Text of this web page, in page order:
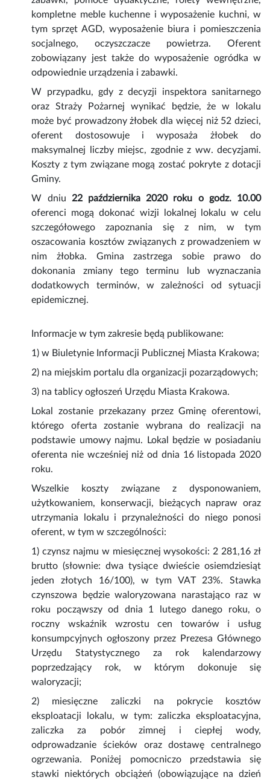
kompletne meble kuchenne i wyposażenie kuchni, w
tym sprzęt AGD, wyposażenie biura i pomieszczenia
socjalnego, oczyszczacze powietrza. Oferent
zobowiązany jest także do wyposażenie ogródka w
odpowiednie urządzenia i zabawki.
W przypadku, gdy z decyzji inspektora sanitarnego
oraz Straży Pożarnej wynikać będzie, że w lokalu
może być prowadzony żłobek dla więcej niż 52 dzieci,
oferent dostosowuje i wyposaża żłobek do
maksymalnej liczby miejsc, zgodnie z ww. decyzjami.
Koszty z tym związane mogą zostać pokryte z dotacji
Gminy.
W dniu 22 października 2020 roku o godz. 10.00
oferenci mogą dokonać wizji lokalnej lokalu w celu
szczegółowego zapoznania się z nim, w tym
oszacowania kosztów związanych z prowadzeniem w
nim żłobka. Gmina zastrzega sobie prawo do
dokonania zmiany tego terminu lub wyznaczania
dodatkowych terminów, w zależności od sytuacji
epidemicznej.
Informacje w tym zakresie będą publikowane:
1) w Biuletynie Informacji Publicznej Miasta Krakowa;
2) na miejskim portalu dla organizacji pozarządowych;
3) na tablicy ogłoszeń Urzędu Miasta Krakowa.
Lokal zostanie przekazany przez Gminę oferentowi,
którego oferta zostanie wybrana do realizacji na
podstawie umowy najmu. Lokal będzie w posiadaniu
oferenta nie wcześniej niż od dnia 16 listopada 2020
roku.
Wszelkie koszty związane z dysponowaniem,
użytkowaniem, konserwacji, bieżących napraw oraz
utrzymania lokalu i przynależności do niego ponosi
oferent, w tym w szczególności:
1) czynsz najmu w miesięcznej wysokości: 2 281,16 zł
brutto (słownie: dwa tysiące dwieście osiemdziesiąt
jeden złotych 16/100), w tym VAT 23%. Stawka
czynszowa będzie waloryzowana narastająco raz w
roku począwszy od dnia 1 lutego danego roku, o
roczny wskaźnik wzrostu cen towarów i usług
konsumpcyjnych ogłoszony przez Prezesa Głównego
Urzędu Statystycznego za rok kalendarzowy
poprzedzający rok, w którym dokonuje się
waloryzacji;
2) miesięczne zaliczki na pokrycie kosztów
eksploatacji lokalu, w tym: zaliczka eksploatacyjna,
zaliczka za pobór zimnej i ciepłej wody,
odprowadzanie ścieków oraz dostawę centralnego
ogrzewania. Poniżej pomocniczo przedstawia się
stawki niektórych obciążeń (obowiązujące na dzień